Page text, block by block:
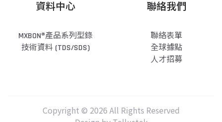
資料中心
MXBON®產品系列型錄
技術資料 (TDS/SDS)
聯絡我們
聯絡表單
全球據點
人才招募
Copyright © 2026 All Rights Reserved